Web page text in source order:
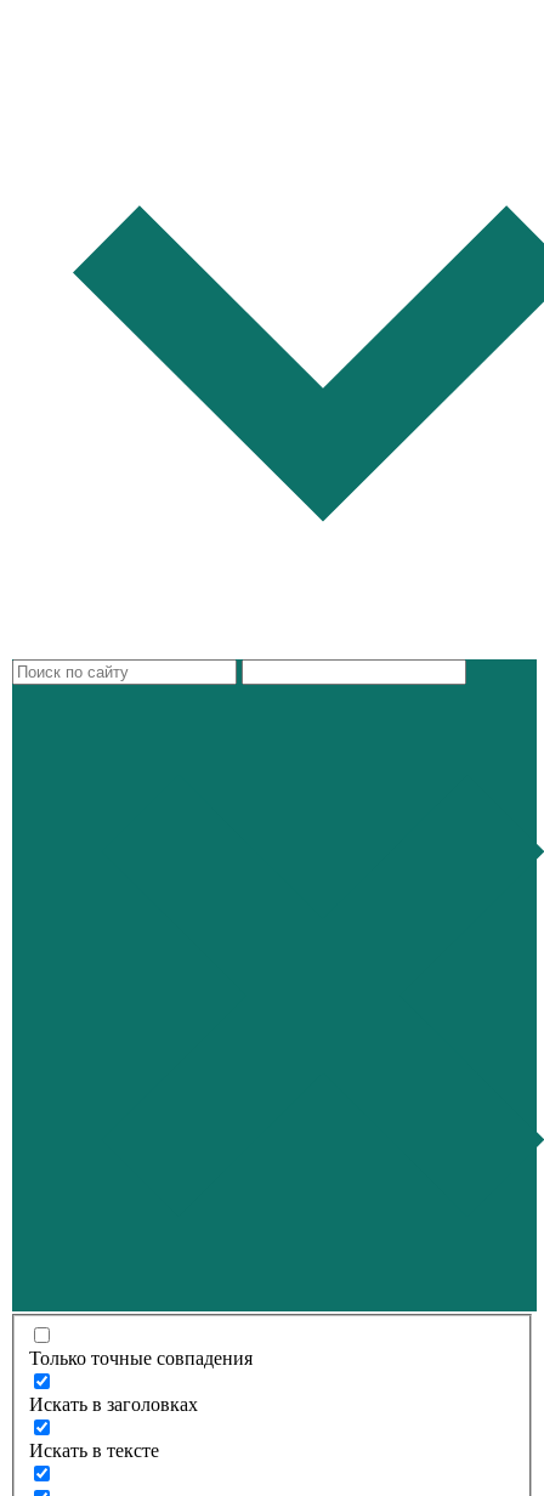
Только точные совпадения
Искать в заголовках
Искать в тексте